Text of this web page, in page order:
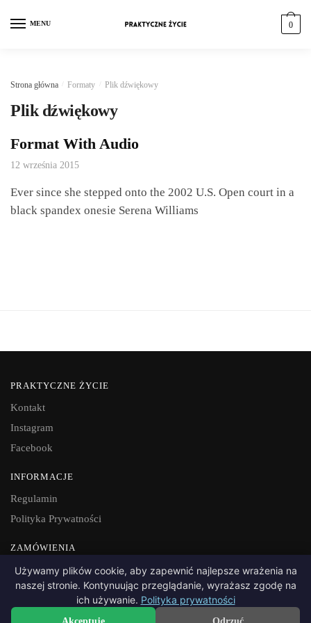
MENU 0
Strona główna Formaty Plik dźwiękowy
Plik dźwiękowy
Format With Audio
12 września 2015
Ever since she stepped onto the 2002 U.S. Open court in a
black spandex onesie Serena Williams
PRAKTYCZNE ŻYCIE
Kontakt
Instagram
Facebook
INFORMACJE
Regulamin
Polityka Prywatności
ZAMÓWIENIA
Dostawa i płatność
Zwroty
Używamy plików cookie, aby zapewnić najlepsze wrażenia na
naszej stronie. Kontynuując przeglądanie, wyrażasz zgodę na
ich używanie. Polityka prywatności